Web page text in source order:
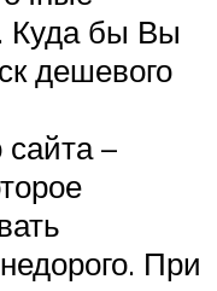
Куда бы Вы
дешевого
сайта –
При